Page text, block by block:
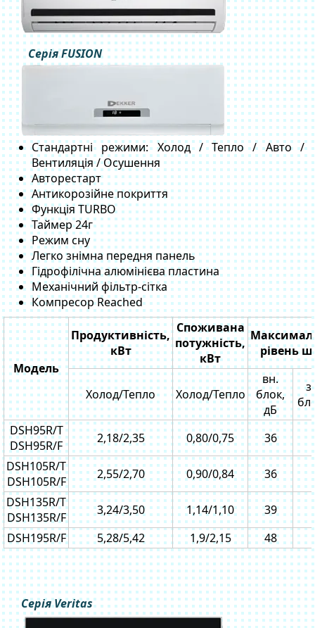
Серія FUSION
Стандартні режими: Холод / Тепло / Авто /
Вентиляція / Осушення
Авторестарт
Антикорозійне покриття
Функція TURBO
Таймер 24г
Режим сну
Легко знімна передня панель
Гідрофілічна алюмінієва пластина
Механічний фільтр-сітка
Компресор Reached
Модель
Продуктивність,
кВт
Споживана
потужність,
кВт
рівень
Холод/Тепло Холод/Тепло
вн.
блок,
дБ
DSH95R/T
DSH95R/F
2,18/2,35 0,80/0,75 36
DSH105R/T
DSH105R/F
2,55/2,70 0,90/0,84 36
DSH135R/T
DSH135R/F
3,24/3,50 1,14/1,10 39
DSH195R/F
5,28/5,42 1,9/2,15 48
Серія Veritas